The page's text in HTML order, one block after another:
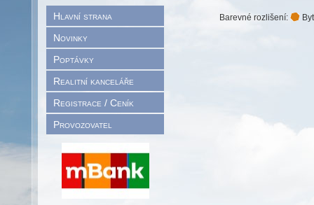
Hlavní strana
Novinky
Poptávky
Realitní kanceláře
Registrace / Ceník
Provozovatel
Barevné rozlišení: